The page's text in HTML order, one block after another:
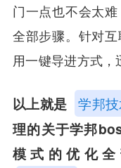
门一点也不会太
全部步骤。针对
用一键导进方式，
以上就是 学邦
理的关于学邦
模式的优化